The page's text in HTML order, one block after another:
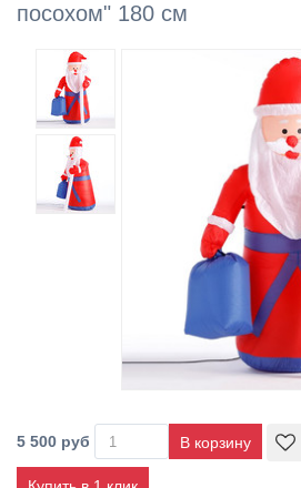
посохом" 180 см
5 500 руб